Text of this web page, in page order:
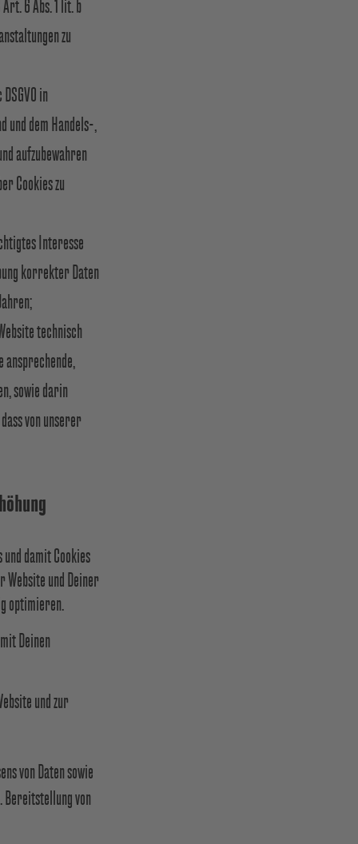
6 Abs. 1 lit. b
zu
in
und dem Handels-,
aufzubewahren
Cookies zu
Interesse
korrekter Daten
technisch
sowie darin
von unserer
damit Cookies
Website und Deiner
optimieren.
Deinen
und zur
von Daten sowie
Bereitstellung von